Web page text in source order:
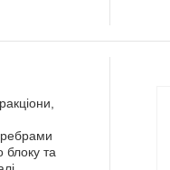
ребрами
блоку та